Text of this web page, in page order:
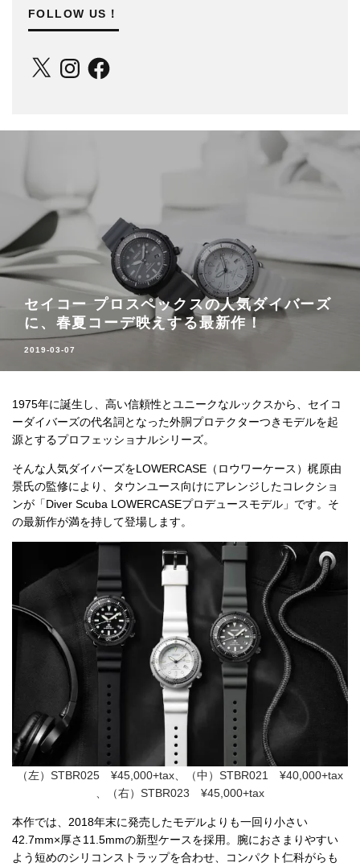
FOLLOW US！
X InstagramFacebook
セイコー プロスペックスの人気ダイバーズ
に、春夏コーデ映えする最新作！
2019-03-07
1975年に誕生し、高い信頼性とユニークなルックスから、セイコ
ーダイバーズの代名詞となった外胴プロテクターつきモデルを起
源とするプロフェッショナルシリーズ。
そんな人気ダイバーズをLOWERCASE（ロウワーケース）梶原由
景氏の監修により、タウンユース向けにアレンジしたコレクショ
ンが「Diver Scuba LOWERCASEプロデュースモデル」です。そ
の最新作が満を持して登場します。
（左）STBR025 ¥45,000+tax、（中）STBR021 ¥40,000+tax
、（右）STBR023 ¥45,000+tax
本作では、2018年末に発売したモデルよりも一回り小さい
42.7mm×厚さ11.5mmの新型ケースを採用。腕におさまりやすい
よう短めのシリコンストラップを合わせ、コンパクト仁科がらも